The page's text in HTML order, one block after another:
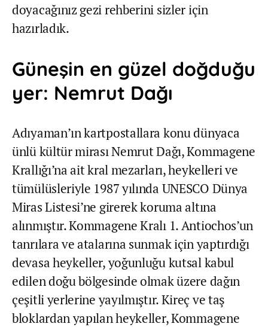
doyacağınız gezi rehberini sizler için
hazırladık.
Güneşin en güzel doğduğu
yer: Nemrut Dağı
Adıyaman’ın kartpostallara konu dünyaca
ünlü kültür mirası Nemrut Dağı, Kommagene
Krallığı’na ait kral mezarları, heykelleri ve
tümülüsleriyle 1987 yılında UNESCO Dünya
Miras Listesi’ne girerek koruma altına
alınmıştır. Kommagene Kralı 1. Antiochos’un
tanrılara ve atalarına sunmak için yaptırdığı
devasa heykeller, yoğunluğu kutsal kabul
edilen doğu bölgesinde olmak üzere dağın
çeşitli yerlerine yayılmıştır. Kireç ve taş
bloklardan yapılan heykeller, Kommagene